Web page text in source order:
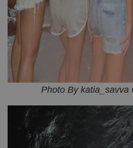
Photo By katia_savva